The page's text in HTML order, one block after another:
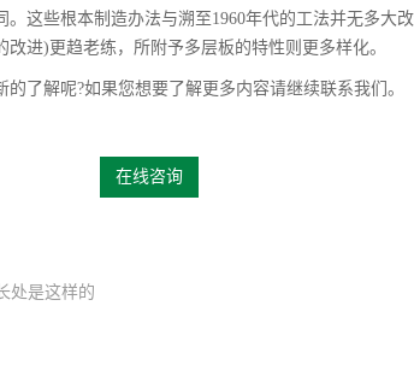
这些根本制造办法与溯至1960年代的工法并无多大
进)更趋老练，所附予多层板的特性则更多样化。
解呢?如果您想要了解更多内容请继续联系我们。
在线咨询
处是这样的